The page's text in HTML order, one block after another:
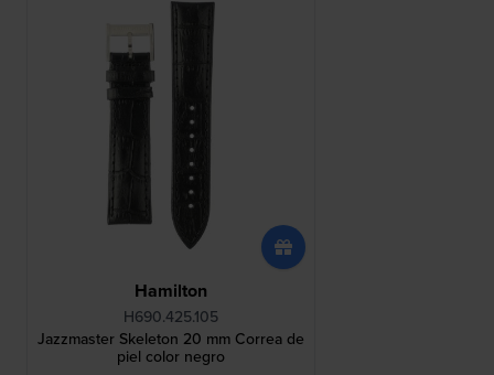
Hamilton
H690.425.105
Jazzmaster Skeleton 20 mm Correa de
piel color negro